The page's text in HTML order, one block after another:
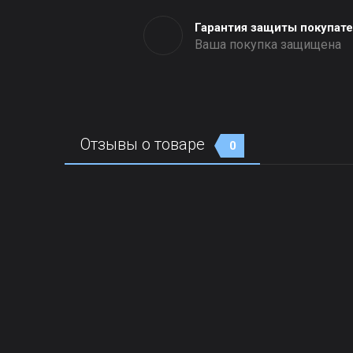
Гарантия защиты
Ваша покупка защищена
Отзывы о товаре 0